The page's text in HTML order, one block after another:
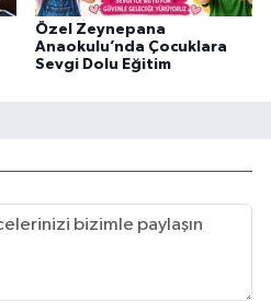
Özel Zeynepana
Anaokulu’nda Çocuklara
Sevgi Dolu Eğitim